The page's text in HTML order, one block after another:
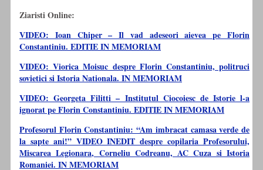
Ziaristi Online:
VIDEO: Ioan Chiper – Il vad adeseori aievea pe Florin
Constantiniu. EDITIE IN MEMORIAM
VIDEO: Viorica Moisuc despre Florin Constantiniu, politruci
sovietici si Istoria Nationala. IN MEMORIAM
VIDEO: Georgeta Filitti – Institutul Ciocoiesc de Istorie l-a
ignorat pe Florin Constantiniu. EDITIE IN MEMORIAM
Profesorul Florin Constantiniu: “Am imbracat camasa verde de
la sapte ani!” VIDEO INEDIT despre copilaria Profesorului,
Miscarea Legionara, Corneliu Codreanu, AC Cuza si Istoria
Romaniei. IN MEMORIAM